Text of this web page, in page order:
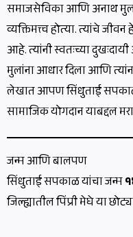
समाजसेविका आणि अनाथ
व्यक्तिमत्त्व होत्या. त्यांचे
आहे. त्यांनी स्वतःच्या
मुलांना आधार दिला आणि
लेखात आपण सिंधुताई
सामाजिक योगदान याबद्दल
जन्म आणि बालपण
सिंधुताई सपकाळ यांचा जन्म
जिल्ह्यातील पिंप्री मेघे या